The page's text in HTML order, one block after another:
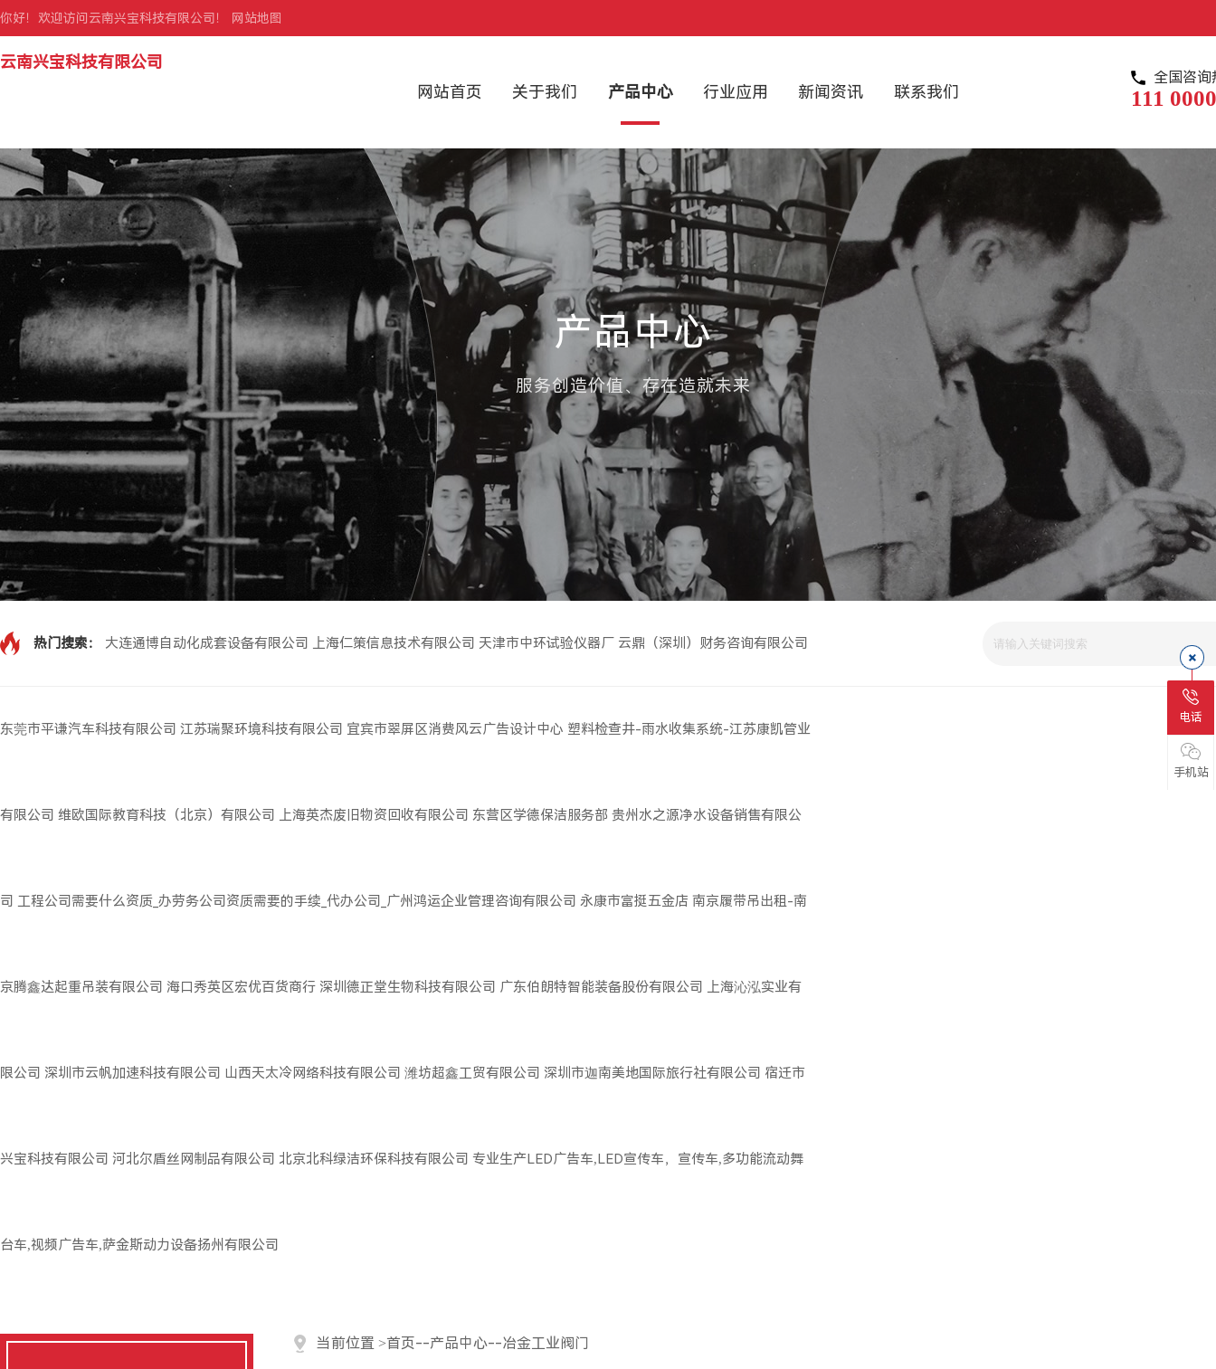
你好！欢迎访问云南兴宝科技有限公司！ 网站地图
云南兴宝科技有限公司
网站首页
关于我们 产品中心 行业应用 新闻资讯 联系我们
全国咨询
111
产品中心
服务创造价值、存在造就未来
热门搜索： 大连通博自动化成套设备有限公司 上海仁策信息技术有限公司 天津市中环试验仪器厂 云鼎（深圳）财务咨询有限公司
东莞市平谦汽车科技有限公司 江苏瑞聚环境科技有限公司 宜宾市翠屏区消费风云广告设计中心 塑料检查井-雨水收集系统-江苏康凯管业
有限公司 维欧国际教育科技（北京）有限公司 上海英杰废旧物资回收有限公司 东营区学德保洁服务部 贵州水之源净水设备销售有限公
司 工程公司需要什么资质_办劳务公司资质需要的手续_代办公司_广州鸿运企业管理咨询有限公司 永康市富挺五金店 南京履带吊出租-南
京腾鑫达起重吊装有限公司 海口秀英区宏优百货商行 深圳德正堂生物科技有限公司 广东伯朗特智能装备股份有限公司 上海沁泓实业有
限公司 深圳市云帆加速科技有限公司 山西天太冷网络科技有限公司 潍坊超鑫工贸有限公司 深圳市迦南美地国际旅行社有限公司 宿迁市
兴宝科技有限公司 河北尔盾丝网制品有限公司 北京北科绿洁环保科技有限公司 专业生产LED广告车,LED宣传车，宣传车,多功能流动舞
台车,视频广告车,萨金斯动力设备扬州有限公司
当前位置 >首页--产品中心--冶金工业阀门
电话
手机站